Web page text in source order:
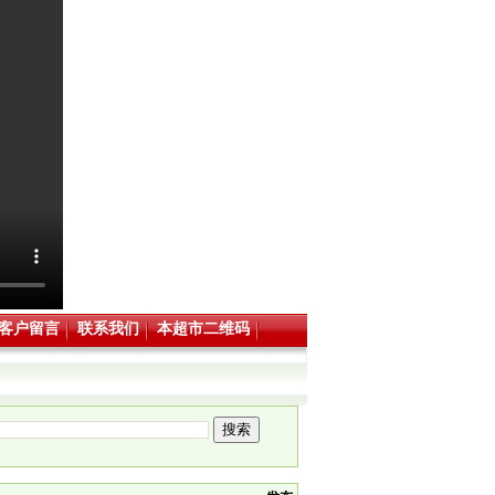
户留言 联系我们 本超市二维码